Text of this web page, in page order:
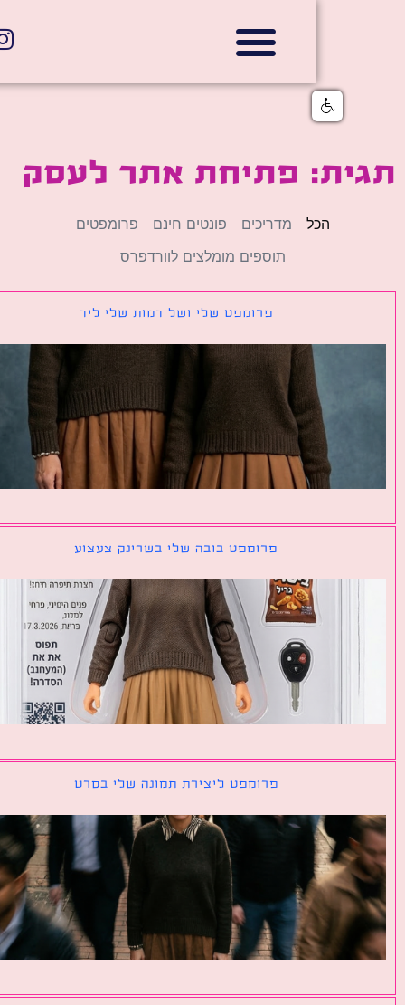
פתיחת אתר לעסק
מדריכים פונטים חינם
פרומפטים
תוספים מומלצים לוורדפרס
פרומפט שלי ושל דמות שלי ליד
פרומפט בובה שלי בשרינק צעצוע
פרומפט ליצירת תמונה שלי בסרט